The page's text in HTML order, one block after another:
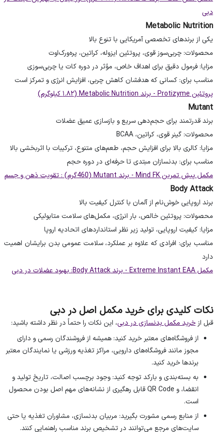
دبی
Metabolic Nutrition
یکی از برندهای تخصصی آمریکایی با تنوع بالا
محصولات: چربی‌سوز قوی، پروتئین ایزوله، کراتین، پره‌ورک‌اوت
مزایا: فرمول دقیق برای اهداف خاص، مؤثر در دوره کات یا چربی‌سوزی
مناسب برای: کسانی که هدفشان کاهش چربی، افزایش انرژی و تمرکز است
پروتئین Protizyme - برند Metabolic Nutrition (۱.۸۲ کیلوگرم)
Mutant
برند قدرتمند برای حجم‌دهی سریع و بازسازی عمیق عضلات
محصولات: گینر قوی، کراتین، BCAA
مزایا: کالری بالا برای افزایش حجم، طعم‌های متنوع، ترکیبات با اثربخشی بالا
مناسب برای: بدنسازان مبتدی تا حرفه‌ای در دوره حجم
مکمل پیش تمرین Mind FK - برند Mutant (460گرم) : تقویت ذهن و جسم
Body Attack
برند اروپایی خوش‌نام از آلمان با کنترل کیفیت بالا
محصولات: پروتئین خالص، بار انرژی، مکمل‌های سلامت متابولیکی
مزایا: کیفیت اروپایی، تولید زیر نظر استانداردهای اتحادیه اروپا
مناسب برای: افرادی که علاوه بر عملکرد، سلامت عمومی بدن برایشان اهمیت
دارد
مکمل Extreme Instant EAA - برند Body Attack: بهبود عضلات در دبی
نکات کلیدی برای خرید مکمل اصل در دبی
قبل ازخرید مکمل بدنسازی در دبی، این نکات را حتماً در نظر داشته باشید:
از فروشگاه‌های معتبر خرید کنید: همیشه از فروشندگان رسمی و دارای
مجوز مانند فروشگاه‌های دارویی، مراکز تغذیه ورزشی یا نمایندگان معتبر
برندها خرید کنید.
به بسته‌بندی و بارکد توجه کنید: وجود برچسب اصالت، تاریخ تولید و
انقضا، و QR Code قابل رهگیری از نشانه‌های مهم اصل بودن محصول
است.
از منابع رسمی مشورت بگیرید: مربیان بدنسازی، مشاوران تغذیه یا حتی
سایت‌های مرجع می‌توانند در تشخیص برند مناسب راهنمایی کنند.